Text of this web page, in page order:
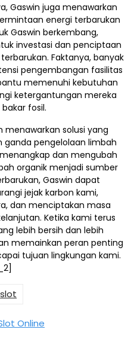
Gaswin juga menawarkan
energi terbarukan
Gaswin berkembang,
investasi dan penciptaan
Faktanya, banyak
pengembangan fasilitas
memenuhi kebutuhan
ketergantungan mereka
fosil.
menawarkan solusi yang
pengelolaan limbah
dan mengubah
organik menjadi sumber
Gaswin dapat
jejak karbon kami,
dan menciptakan masa
Ketika kami terus
lebih bersih dan lebih
memainkan peran penting
tujuan lingkungan kami.
slot
Online